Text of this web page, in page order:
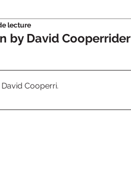
by David Cooperrider
lecture
Cooperri.